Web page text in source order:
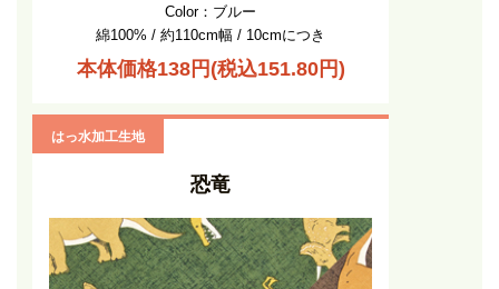
Color：ブルー
綿100% / 約110cm幅 / 10cmにつき
本体価格138円(税込151.80円)
はっ水加工生地
恐竜